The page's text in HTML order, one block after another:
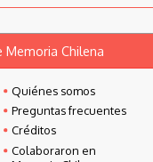
Memoria Chilena
Quiénes somos
Preguntas frecuentes
Créditos
Colaboraron en